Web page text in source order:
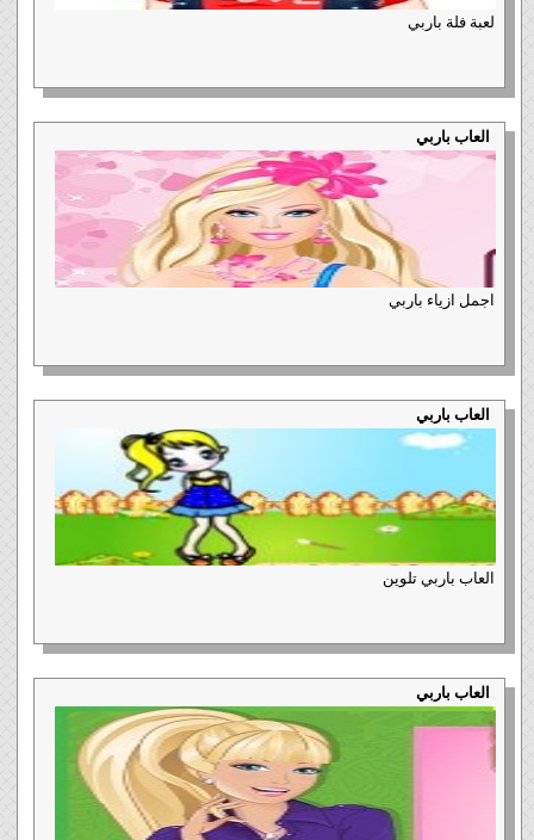
لعبة فلة باربي
العاب باربي
اجمل ازياء باربي
العاب باربي
العاب باربي تلوين
العاب باربي